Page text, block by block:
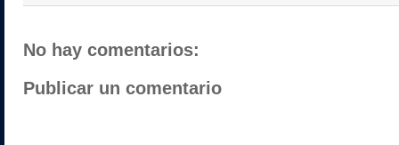
No hay comentarios:
Publicar un comentario